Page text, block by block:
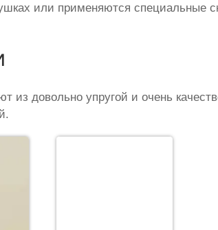
или применяются специальные
из довольно упругой и очень